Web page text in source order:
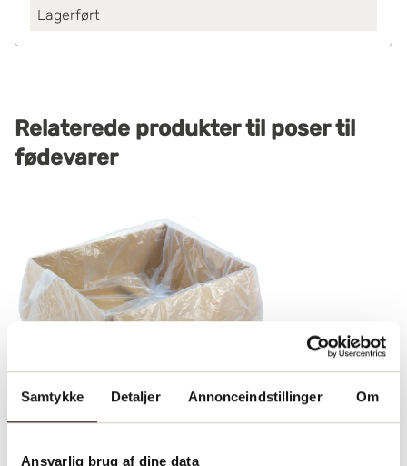
Samtykke Detaljer Annonceindstillinger Om
Ansvarlig brug af dine data
Lagerført
Relaterede produkter til poser til
fødevarer